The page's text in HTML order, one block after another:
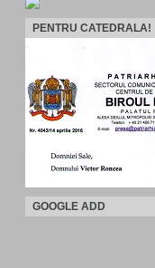
PENTRU CATEDRALA!
GOOGLE ADD